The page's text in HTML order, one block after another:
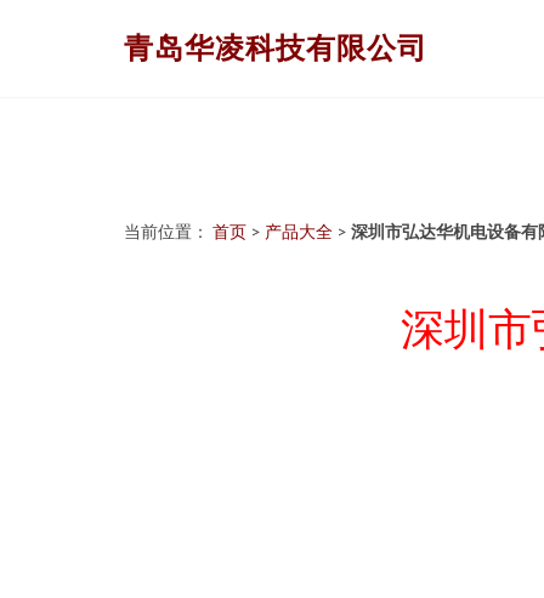
青岛华凌科技有限公司
当前位置： 首页 > 产品大全 > 深圳市弘达华机电设备
深圳